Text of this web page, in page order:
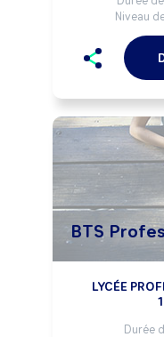
Niveau
BTS
LYCÉE
Durée